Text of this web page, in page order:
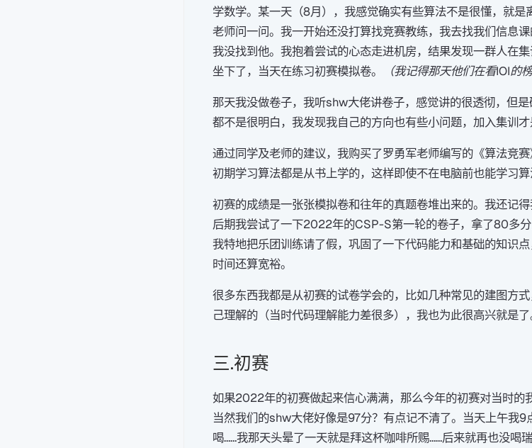
学数学。某一天（8月），我感觉确实有些算法不是很懂，就
老师问一问。我一开始还没打算找竞赛教练，我去找我们信息
我没找到他。我抱着尝试的心态走进机房，结果发现一群人在
坐下了，当天在练习初赛模拟卷。
（我记得那天他们在看IOI
那天我没做卷子，我听shw大佬讲卷子，感觉讲的很透彻，但
都不是很明白，我发现我自己的方向也有些小问题，加入集训才
通过同学及老师的建议，我购买了罗勇军老师编写的《算法竞
初期学习算法都是从书上学的，这样即使不在电脑前也能学习算
初赛的成绩是一张张模拟卷和往年的真题卷堆出来的。我还记
后期我尝试了一下2022年的CSP-S第一轮的卷子，拿了80多分
我特地把乐团训练请了假，巩固了一下代码能力和基础的知识
时间还算宽裕。
很多东西我都是从初赛的试卷学会的，比如几种常见的建图方
己理解的（当时代码理解能力差很多），我也为此很高兴就是了
三.初赛
如果2022年的初赛做起来信心满满，那么今年的初赛对当时的
当然我们的shw大佬好像是97分？有点记不清了。当天上午我
喝……我那天头晕了一天就是拜这杯咖啡所赐……后来就再也没喝